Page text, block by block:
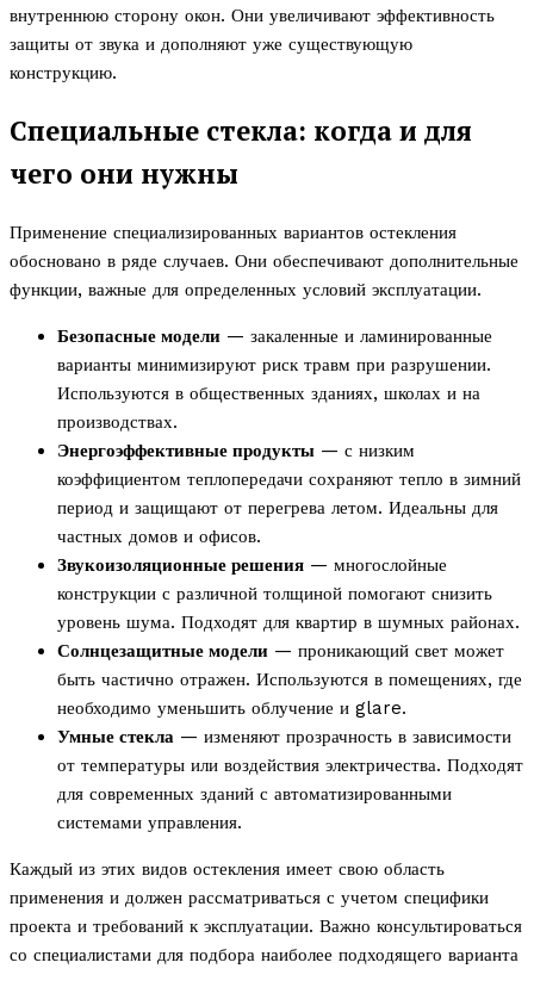
внутреннюю сторону окон. Они увеличивают эффективность
защиты от звука и дополняют уже существующую
конструкцию.
Специальные стекла: когда и для
чего они нужны
Применение специализированных вариантов остекления
обосновано в ряде случаев. Они обеспечивают дополнительные
функции, важные для определенных условий эксплуатации.
Безопасные модели — закаленные и ламинированные
варианты минимизируют риск травм при разрушении.
Используются в общественных зданиях, школах и на
производствах.
Энергоэффективные продукты — с низким
коэффициентом теплопередачи сохраняют тепло в зимний
период и защищают от перегрева летом. Идеальны для
частных домов и офисов.
Звукоизоляционные решения — многослойные
конструкции с различной толщиной помогают снизить
уровень шума. Подходят для квартир в шумных районах.
Солнцезащитные модели — проникающий свет может
быть частично отражен. Используются в помещениях, где
необходимо уменьшить облучение и glare.
Умные стекла — изменяют прозрачность в зависимости
от температуры или воздействия электричества. Подходят
для современных зданий с автоматизированными
системами управления.
Каждый из этих видов остекления имеет свою область
применения и должен рассматриваться с учетом специфики
проекта и требований к эксплуатации. Важно консультироваться
со специалистами для подбора наиболее подходящего варианта